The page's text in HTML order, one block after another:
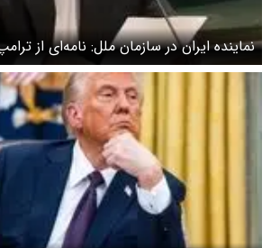
نماینده ایران در سازمان ملل: نامه‌ای از
نکرده‌ایم